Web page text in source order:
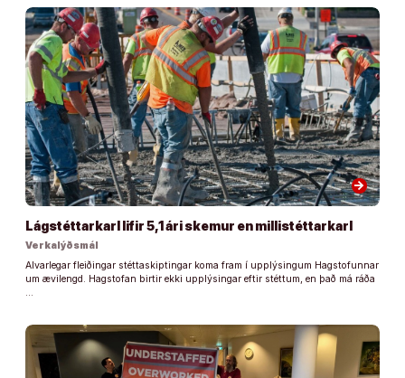
arrow_forward
Lágstéttarkarl lifir 5,1 ári skemur en millistéttarkarl
Verkalýðsmál
Alvarlegar fleiðingar stéttaskiptingar koma fram í upplýsingum Hagstofunnar
um ævilengd. Hagstofan birtir ekki upplýsingar eftir stéttum, en það má ráða
…